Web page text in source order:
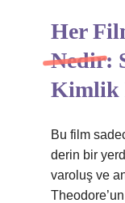
Her
Nedir:
Kimlik
Bu film
derin bir
varoluş ve